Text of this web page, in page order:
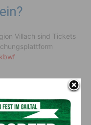
Villach sind Tickets
starke Partner.
für ihre Unterstützung –